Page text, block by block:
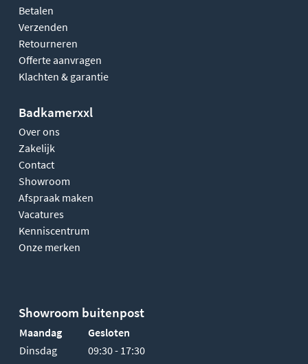
Betalen
Verzenden
Retourneren
Offerte aanvragen
Klachten & garantie
Badkamerxxl
Over ons
Zakelijk
Contact
Showroom
Afspraak maken
Vacatures
Kenniscentrum
Onze merken
Showroom buitenpost
Maandag
Gesloten
Dinsdag
09:30 - 17:30